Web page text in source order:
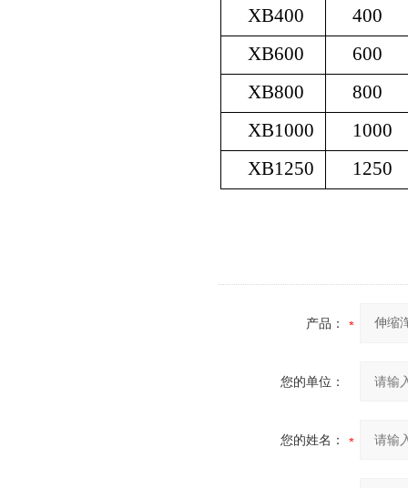
XB400
400
XB600
600
XB800
800
XB1000
1000
XB1250
1250
产品：
您的单位：
您的姓名：